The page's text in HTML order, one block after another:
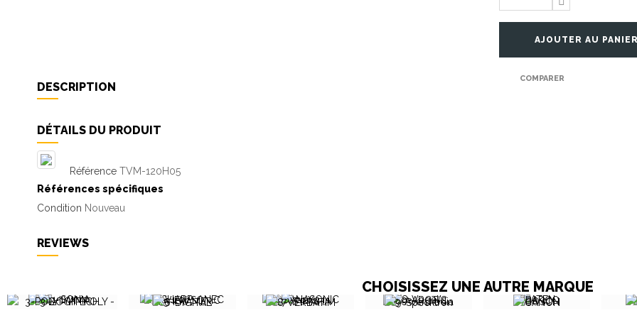
AJOUTER AU
COMPARER
DESCRIPTION
DÉTAILS DU PRODUIT
Référence TVM-120H05
Références spécifiques
Condition Nouveau
REVIEWS
CHOISISSEZ UNE AUTRE MARQUE